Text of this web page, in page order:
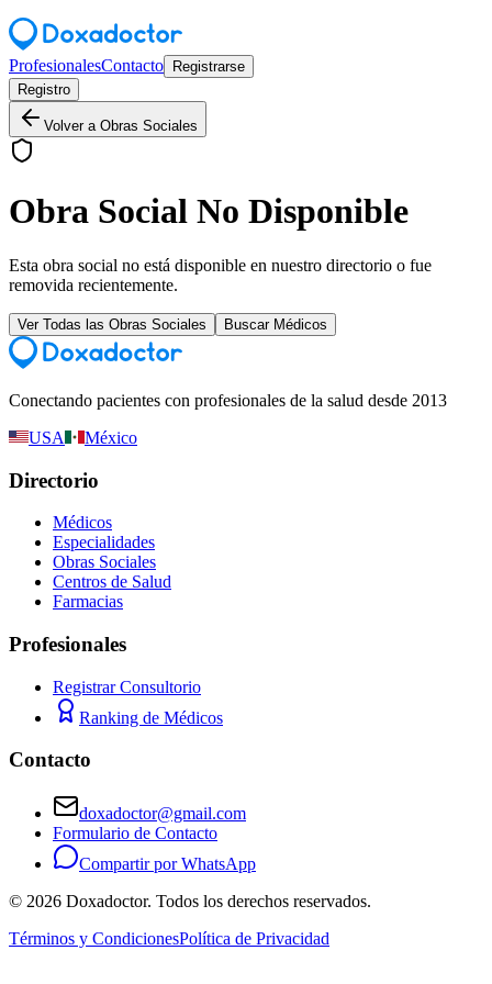
ProfesionalesContacto
Registrarse
Registro
Volver a Obras Sociales
Obra Social No Disponible
Esta obra social no está disponible en nuestro directorio o fue
removida recientemente.
Ver Todas las Obras Sociales Buscar Médicos
Conectando pacientes con profesionales de la salud desde 2013
USA
México
Directorio
Médicos
Especialidades
Obras Sociales
Centros de Salud
Farmacias
Profesionales
Registrar Consultorio
Ranking de Médicos
Contacto
doxadoctor@gmail.com
Formulario de Contacto
Compartir por WhatsApp
© 2026 Doxadoctor. Todos los derechos reservados.
Términos y CondicionesPolítica de Privacidad